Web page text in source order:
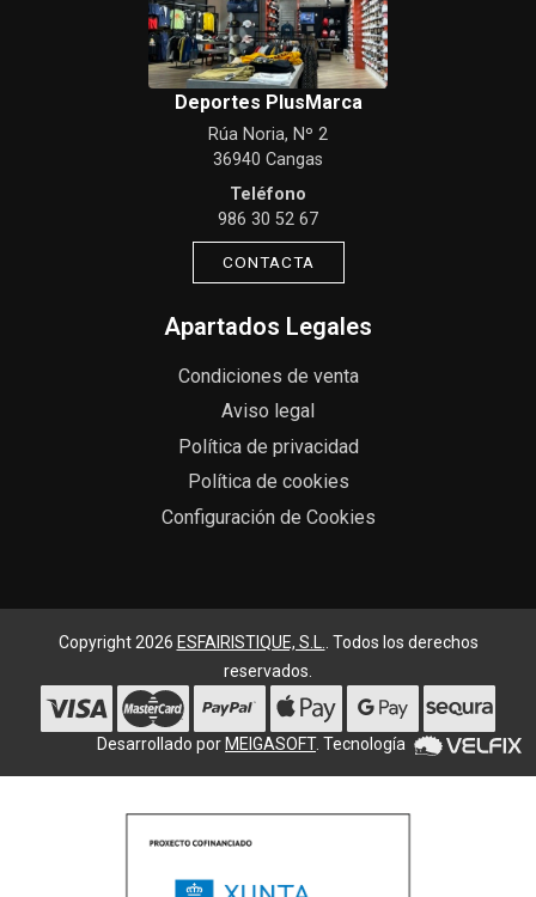
Deportes PlusMarca
Rúa Noria, Nº 2
36940 Cangas
Teléfono
986 30 52 67
CONTACTA
Apartados Legales
Condiciones de venta
Aviso legal
Política de privacidad
Política de cookies
Configuración de Cookies
Copyright 2026 ESFAIRISTIQUE, S.L.
. Todos los derechos
reservados.
Desarrollado por MEIGASOFT. Tecnología